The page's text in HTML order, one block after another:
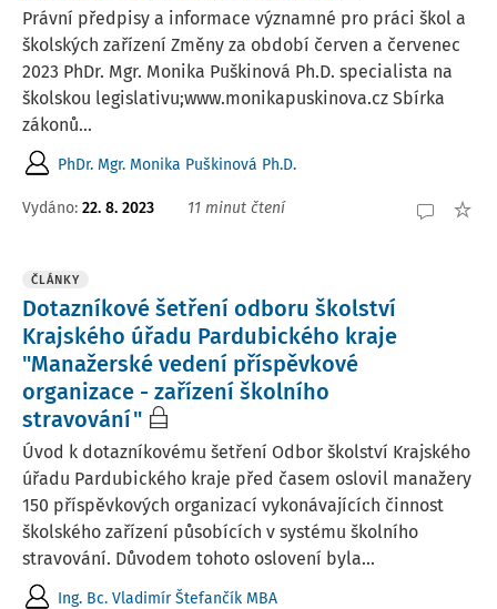
Právní předpisy a informace významné pro práci škol a
školských zařízení Změny za období červen a červenec
2023 PhDr. Mgr. Monika Puškinová Ph.D. specialista na
školskou legislativu;www.monikapuskinova.cz Sbírka
zákonů...
PhDr. Mgr. Monika Puškinová Ph.D.
Vydáno: 22. 8. 2023 11 minut čtení
ČLÁNKY
Dotazníkové šetření odboru školství
Krajského úřadu Pardubického kraje
"Manažerské vedení příspěvkové
organizace - zařízení školního
stravování"
Úvod k dotazníkovému šetření Odbor školství Krajského
úřadu Pardubického kraje před časem oslovil manažery
150 příspěvkových organizací vykonávajících činnost
školského zařízení působících v systému školního
stravování. Důvodem tohoto oslovení byla...
Ing. Bc. Vladimír Štefančík MBA